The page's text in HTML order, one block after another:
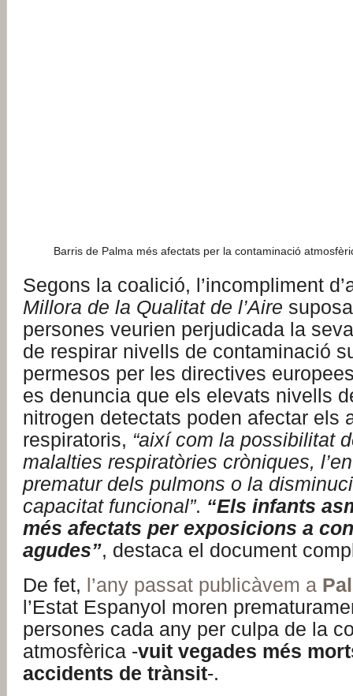
Barris de Palma més afectats per la contaminació
Segons la coalició, l’incompliment
Millora de la Qualitat de l’Aire
persones veurien perjudicada la
de respirar nivells de contaminació
permesos per les directives
es denuncia que els elevats nivells
nitrogen detectats poden afectar els
respiratoris, “així com la possibilitat
malalties respiratòries cròniques,
prematur dels pulmons o la
capacitat funcional”. “Els infants
més afectats per exposicions a
agudes”, destaca el document
De fet, l’any passat publicàvem a
l’Estat Espanyol moren
persones cada any per culpa de la
atmosfèrica -vuit vegades més
accidents de trànsit-.